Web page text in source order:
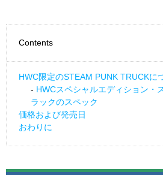
Contents
HWC限定のSTEAM PUNK TRUCKに
HWCスペシャルエディション・
ラックのスペック
価格および発売日
おわりに